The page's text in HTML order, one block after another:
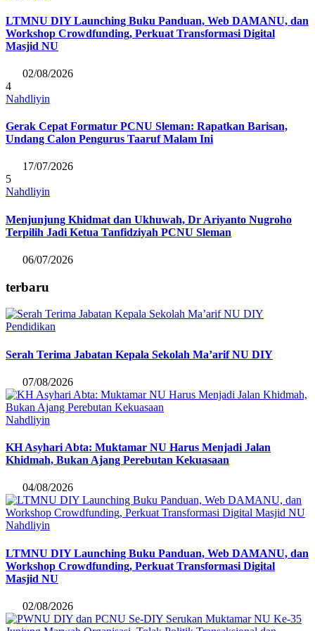
LTMNU DIY Launching Buku Panduan, Web DAMANU, dan
Workshop Crowdfunding, Perkuat Transformasi Digital
Masjid NU
02/08/2026
4
Nahdliyin
Gerak Cepat Formatur PCNU Sleman: Rapatkan Barisan,
Undang Calon Pengurus Taaruf Malam Ini
17/07/2026
5
Nahdliyin
Menjunjung Khidmat dan Ukhuwah, Dr Ariyanto Nugroho
Terpilih Jadi Ketua Tanfidziyah PCNU Sleman
06/07/2026
terbaru
Pendidikan
Serah Terima Jabatan Kepala Sekolah Ma’arif NU DIY
07/08/2026
Nahdliyin
KH Asyhari Abta: Muktamar NU Harus Menjadi Jalan
Khidmah, Bukan Ajang Perebutan Kekuasaan
04/08/2026
Nahdliyin
LTMNU DIY Launching Buku Panduan, Web DAMANU, dan
Workshop Crowdfunding, Perkuat Transformasi Digital
Masjid NU
02/08/2026